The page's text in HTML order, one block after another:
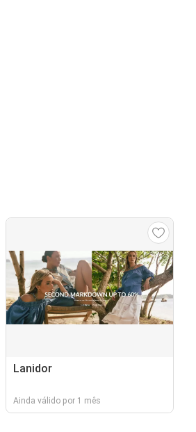
Lanidor
Ainda válido por 1 mês